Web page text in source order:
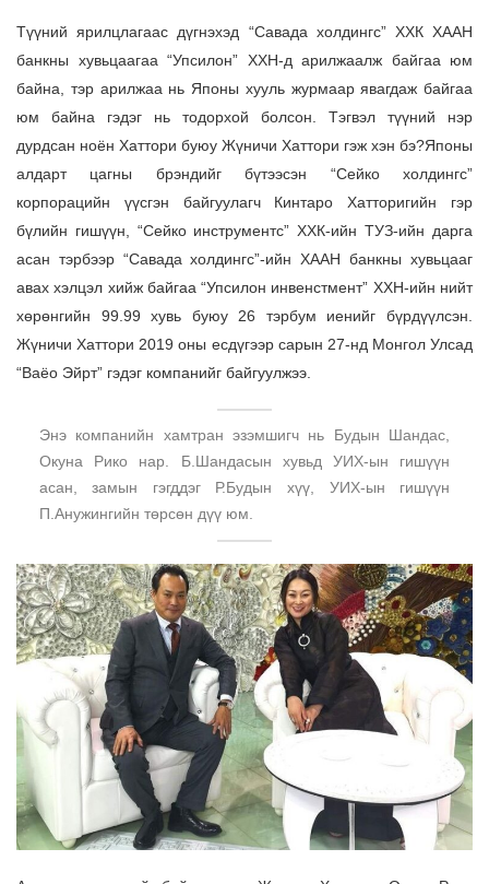
Түүний ярилцлагаас дүгнэхэд “Савада холдингс” ХХК ХААН
банкны хувьцаагаа “Упсилон” ХХН-д арилжаалж байгаа юм
байна, тэр арилжаа нь Японы хууль журмаар явагдаж байгаа
юм байна гэдэг нь тодорхой болсон. Тэгвэл түүний нэр
дурдсан ноён Хаттори буюу Жүничи Хаттори гэж хэн бэ?Японы
алдарт цагны брэндийг бүтээсэн “Сейко холдингс”
корпорацийн үүсгэн байгуулагч Кинтаро Хатторигийн гэр
бүлийн гишүүн, “Сейко инструментс” ХХК-ийн ТУЗ-ийн дарга
асан тэрбээр “Савада холдингс”-ийн ХААН банкны хувьцааг
авах хэлцэл хийж байгаа “Упсилон инвенстмент” ХХН-ийн нийт
хөрөнгийн 99.99 хувь буюу 26 тэрбум иенийг бүрдүүлсэн.
Жүничи Хаттори 2019 оны есдүгээр сарын 27-нд Монгол Улсад
“Ваёо Эйрт” гэдэг компанийг байгуулжээ.
Энэ компанийн хамтран эзэмшигч нь Будын Шандас,
Окуна Рико нар. Б.Шандасын хувьд УИХ-ын гишүүн
асан, замын гэгддэг Р.Будын хүү, УИХ-ын гишүүн
П.Анужингийн төрсөн дүү юм.